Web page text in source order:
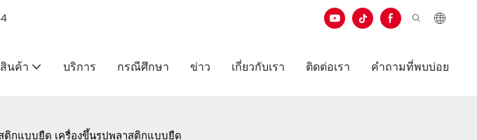
สินค้า บริการ กรณีศึกษา ข่าว เกี่ยวกับเรา ติดต่อเรา คำถามที่พบบ่อย
ติกแบบยืด เครื่องขึ้นรูปพลาสติกแบบยืด